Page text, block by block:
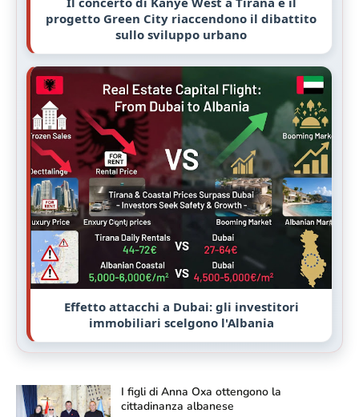
progetto Green City riaccendono il dibattito
sullo sviluppo urbano
Effetto attacchi a Dubai: gli investitori
immobiliari scelgono l'Albania
I figli di Anna Oxa ottengono la
cittadinanza albanese